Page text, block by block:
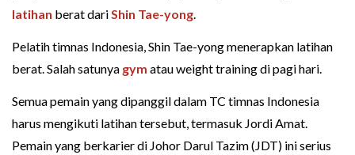
latihan berat dariShin Tae-yong.
Pelatih timnas Indonesia, Shin Tae-yong menerapkan latihan
berat. Salah satunya gym atau weight training di pagi hari.
Semua pemain yang dipanggil dalam TC timnas Indonesia
harus mengikuti latihan tersebut, termasuk Jordi Amat.
Pemain yang berkarier di Johor Darul Tazim (JDT) ini serius